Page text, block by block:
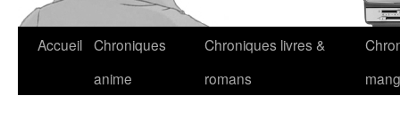
Accueil Chroniques
anime
Chroniques livres &
romans